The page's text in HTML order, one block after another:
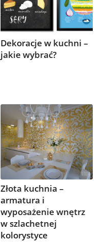
Dekoracje w kuchni –
jakie wybrać?
Złota kuchnia –
armatura i
wyposażenie wnętrz
w szlachetnej
kolorystyce